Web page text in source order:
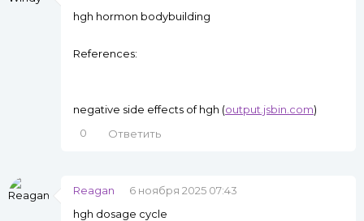
hgh hormon bodybuilding
References:
negative side effects of hgh (output.jsbin.com)
0
Ответить
Reagan
6 ноября 2025 07:43
hgh dosage cycle